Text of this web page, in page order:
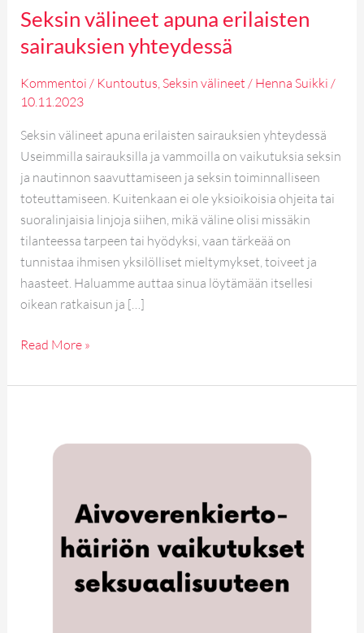
Seksin välineet apuna erilaisten
sairauksien yhteydessä
Kommentoi / Kuntoutus Seksin välineet / Henna Suikki /
10.11.2023
Seksin välineet apuna erilaisten sairauksien yhteydessä
Useimmilla sairauksilla ja vammoilla on vaikutuksia seksin
ja nautinnon saavuttamiseen ja seksin toiminnalliseen
toteuttamiseen. Kuitenkaan ei ole yksioikoisia ohjeita tai
suoralinjaisia linjoja siihen, mikä väline olisi missäkin
tilanteessa tarpeen tai hyödyksi, vaan tärkeää on
tunnistaa ihmisen yksilölliset mieltymykset, toiveet ja
haasteet. Haluamme auttaa sinua löytämään itsellesi
oikean ratkaisun ja […]
Read More »
seksuaalisuuteen